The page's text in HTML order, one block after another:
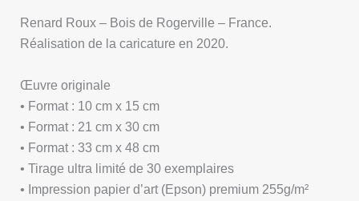
Renard Roux – Bois de Rogerville – France.
Réalisation de la caricature en 2020.
Œuvre originale
• Format : 10 cm x 15 cm
• Format : 21 cm x 30 cm
• Format : 33 cm x 48 cm
• Tirage ultra limité de 30 exemplaires
• Impression papier d’art (Epson) premium 255g/m²